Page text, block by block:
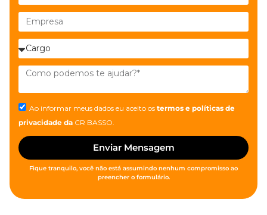
Ao informar meus dados eu aceito os termos e políticas de
privacidade da CR BASSO.
Enviar Mensagem
Fique tranquilo, você não está assumindo nenhum compromisso ao
preencher o formulário.